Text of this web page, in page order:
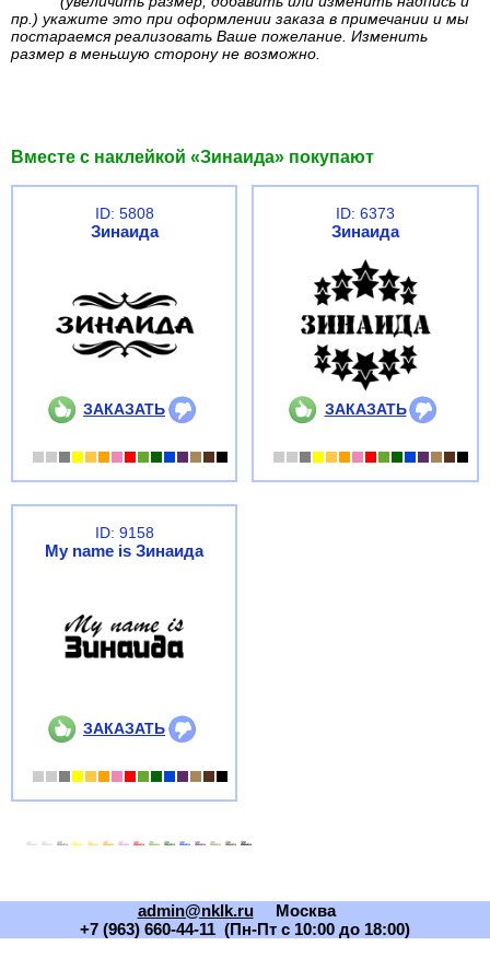
пр.) укажите это при оформлении заказа в примечании и мы
постараемся реализовать Ваше пожелание. Изменить
размер в меньшую сторону не возможно.
Вместе с наклейкой «Зинаида» покупают
ID: 5808
Зинаида
ЗАКАЗАТЬ
ID: 6373
Зинаида
ЗАКАЗАТЬ
ID: 9158
My name is Зинаида
ЗАКАЗАТЬ
admin@nklk.ru
Москва
+7 (963) 660-44-11 (Пн-Пт с 10:00 до 18:00)